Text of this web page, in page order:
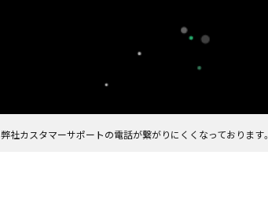
弊社カスタマーサポートの電話が繋がりにくくなっております。